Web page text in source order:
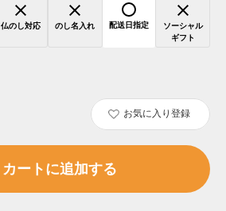
仏のし対応 のし名入れ 配送日指定
ソーシャル
ギフト
お気に入り登録